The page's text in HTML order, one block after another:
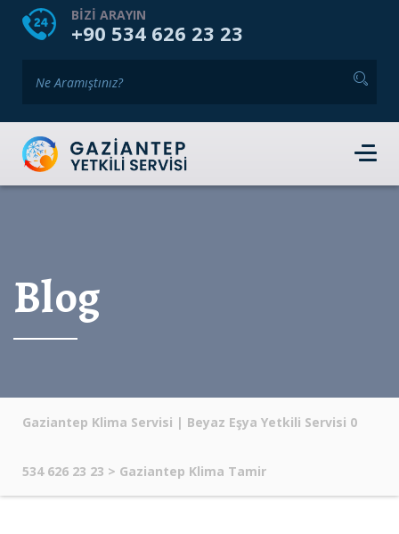
ANASAYFA KURUMSAL
RANDEVU TALEBI
BIZI ARAYIN
+90 534 626 23 23
Blog
Gaziantep Klima Servisi | Beyaz Eşya Yetkili Servisi 0
534 626 23 23 > Gaziantep Klima Tamir